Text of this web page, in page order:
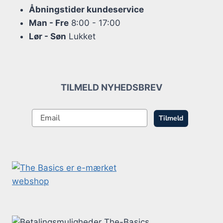
Åbningstider kundeservice
Man - Fre 8:00 - 17:00
Lør - Søn Lukket
TILMELD NYHEDSBREV
Tilmeld